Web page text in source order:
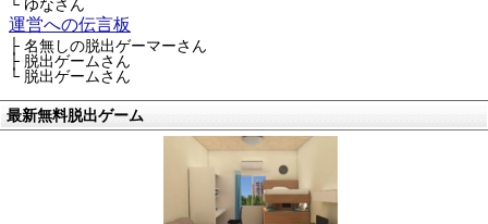
└ ゆなさん
運営への伝言板
├ 名無しの脱出ゲーマーさん
├ 脱出ゲームさん
└ 脱出ゲームさん
最新無料脱出ゲーム